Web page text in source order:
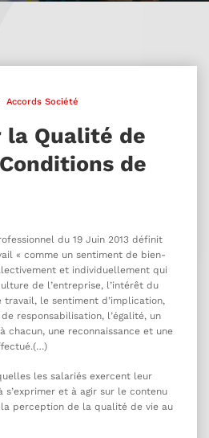
Accords Société
la Qualité de
de
du 19 Juin 2013 définit
« comme un sentiment de bien-
et individuellement qui
de l’entreprise, l’intérêt du
le sentiment d’implication,
responsabilisation, l’égalité, un
chacun, une reconnaissance et une
les salariés exercent leur
et à agir sur le contenu
perception de la qualité de vie au